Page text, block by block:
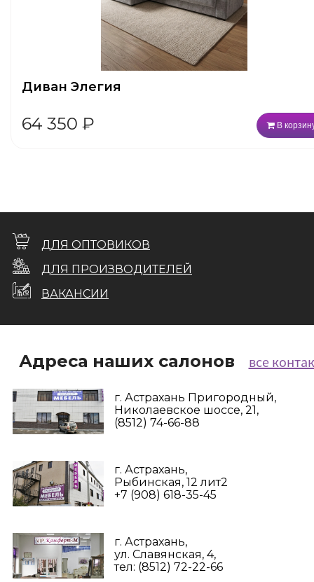
Диван Элегия
64 350 ₽ В
ДЛЯ ОПТОВИКОВ
ДЛЯ ПРОИЗВОДИТЕЛЕЙ
ВАКАНСИИ
Адреса наших салонов все
г. Астрахань Пригородный,
Николаевское шоссе, 21,
(8512) 74-66-88
г. Астрахань,
Рыбинская, 12 лит2
+7 (908) 618-35-45‬
г. Астрахань,
ул. Славянская, 4,
тел: (8512) 72-22-66